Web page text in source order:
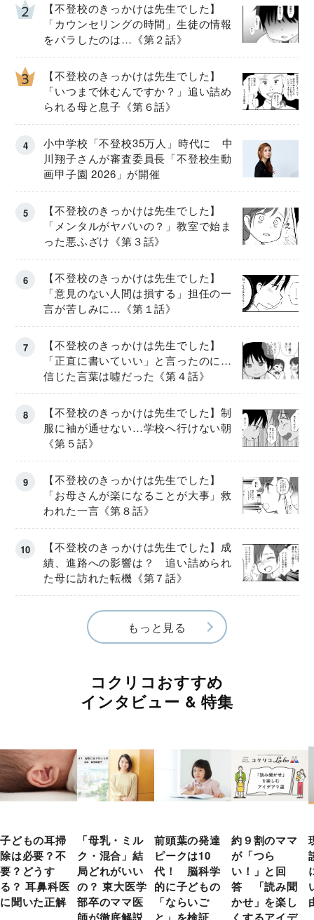
【不登校のきっかけは先生でした】
「カウンセリングの時間」生徒の情報
をバラしたのは…《第２話》
【不登校のきっかけは先生でした】
「いつまで休むんですか？」追い詰め
られる母と息子《第６話》
小中学校「不登校35万人」時代に 中
川翔子さんが審査委員長「不登校生動
画甲子園 2026」が開催
【不登校のきっかけは先生でした】
「メンタルがヤバいの？」教室で始ま
った悪ふざけ《第３話》
【不登校のきっかけは先生でした】
「意見のない人間は損する」担任の一
言が苦しみに…《第１話》
【不登校のきっかけは先生でした】
「正直に書いていい」と言ったのに…
信じた言葉は噓だった《第４話》
【不登校のきっかけは先生でした】制
服に袖が通せない…学校へ行けない朝
《第５話》
【不登校のきっかけは先生でした】
「お母さんが楽になることが大事」救
われた一言《第８話》
【不登校のきっかけは先生でした】成
績、進路への影響は？ 追い詰められ
た母に訪れた転機《第７話》
もっと見る
コクリコおすすめ
インタビュー & 特集
子どもの耳掃
除は必要？不
要？どうす
る？ 耳鼻科医
に聞いた正解
「母乳・ミル
ク・混合」結
局どれがいい
の？ 東大医学
部卒のママ医
前頭葉の発達
ピークは10
代！ 脳科学
的に子どもの
「ならいご
約９割のママ
が「つら
い！」と回
答 「読み聞
かせ」を楽し